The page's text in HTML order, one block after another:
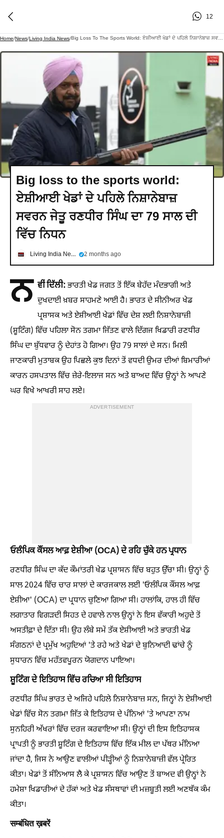
12
Home/News/Living India News/ Big Loss To The Sports World: ਏਸ਼ੀਆਈ ਖੇਡਾਂ ਦੇ ਪਹਿਲੇ ਨਿਸ਼ਾਨੇਬਾਜ਼ ਸਵਰਨ ਜੇਤੂ ਰਣਧੀਰ ਸਿੰਘ ਦਾ 79 ਸਾਲ ਦੀ ਵਿੱਚ ਨਿਧਨ
Big loss to the sports world:
ਏਸ਼ੀਆਈ ਖੇਡਾਂ ਦੇ ਪਹਿਲੇ ਨਿਸ਼ਾਨੇਬਾਜ਼
ਸਵਰਨ ਜੇਤੂ ਰਣਧੀਰ ਸਿੰਘ ਦਾ 79 ਸਾਲ ਦੀ
ਵਿੱਚ ਨਿਧਨ
Living India News 2 months ago
ਨ ਵੀਂ ਦਿੱਲੀ:ਭਾਰਤੀ ਖੇਡ ਜਗਤ ਤੋਂ ਇੱਕ ਬੇਹੱਦ ਮੰਦਭਾਗੀ ਅਤੇ
ਦੁਖਦਾਈ ਖ਼ਬਰ ਸਾਹਮਣੇ ਆਈ ਹੈ। ਭਾਰਤ ਦੇ ਸੀਨੀਅਰ ਖੇਡ
ਪ੍ਰਸ਼ਾਸਕ ਅਤੇ ਏਸ਼ੀਆਈ ਖੇਡਾਂ ਵਿੱਚ ਦੇਸ਼ ਲਈ ਨਿਸ਼ਾਨੇਬਾਜ਼ੀ
(ਸ਼ੂਟਿੰਗ) ਵਿੱਚ ਪਹਿਲਾ ਸੋਨ ਤਗਮਾ ਜਿੱਤਣ ਵਾਲੇ ਦਿੱਗਜ ਖਿਡਾਰੀ ਰਣਧੀਰ
ਸਿੰਘ ਦਾ ਬੁੱਧਵਾਰ ਨੂੰ ਦੇਹਾਂਤ ਹੋ ਗਿਆ। ਉਹ 79 ਸਾਲਾਂ ਦੇ ਸਨ। ਮਿਲੀ
ਜਾਣਕਾਰੀ ਮੁਤਾਬਕ ਉਹ ਪਿਛਲੇ ਕੁਝ ਦਿਨਾਂ ਤੋਂ ਵਧਦੀ ਉਮਰ ਦੀਆਂ ਬਿਮਾਰੀਆਂ
ਕਾਰਨ ਹਸਪਤਾਲ ਵਿੱਚ ਜ਼ੇਰੇ-ਇਲਾਜ ਸਨ ਅਤੇ ਬਾਅਦ ਵਿੱਚ ਉਨ੍ਹਾਂ ਨੇ ਆਪਣੇ
ਘਰ ਵਿਖੇ ਆਖਰੀ ਸਾਹ ਲਏ।
ADVERTISEMENT
ਓਲੰਪਿਕ ਕੌਂਸਲ ਆਫ਼ ਏਸ਼ੀਆ (OCA) ਦੇ ਰਹਿ ਚੁੱਕੇ ਹਨ ਪ੍ਰਧਾਨ
ਰਣਧੀਰ ਸਿੰਘ ਦਾ ਕੱਦ ਕੌਮਾਂਤਰੀ ਖੇਡ ਪ੍ਰਸ਼ਾਸਨ ਵਿੱਚ ਬਹੁਤ ਉੱਚਾ ਸੀ। ਉਨ੍ਹਾਂ ਨੂੰ
ਸਾਲ 2024 ਵਿੱਚ ਚਾਰ ਸਾਲਾਂ ਦੇ ਕਾਰਜਕਾਲ ਲਈ 'ਓਲੰਪਿਕ ਕੌਂਸਲ ਆਫ਼
ਏਸ਼ੀਆ' (OCA) ਦਾ ਪ੍ਰਧਾਨ ਚੁਣਿਆ ਗਿਆ ਸੀ। ਹਾਲਾਂਕਿ, ਹਾਲ ਹੀ ਵਿੱਚ
ਲਗਾਤਾਰ ਵਿਗੜਦੀ ਸਿਹਤ ਦੇ ਹਵਾਲੇ ਨਾਲ ਉਨ੍ਹਾਂ ਨੇ ਇਸ ਵੱਕਾਰੀ ਅਹੁਦੇ ਤੋਂ
ਅਸਤੀਫ਼ਾ ਦੇ ਦਿੱਤਾ ਸੀ। ਉਹ ਲੰਬੇ ਸਮੇਂ ਤੱਕ ਏਸ਼ੀਆਈ ਅਤੇ ਭਾਰਤੀ ਖੇਡ
ਸੰਗਠਨਾਂ ਦੇ ਪ੍ਰਮੁੱਖ ਅਹੁਦਿਆਂ 'ਤੇ ਰਹੇ ਅਤੇ ਖੇਡਾਂ ਦੇ ਬੁਨਿਆਦੀ ਢਾਂਚੇ ਨੂੰ
ਸੁਧਾਰਨ ਵਿੱਚ ਮਹੱਤਵਪੂਰਨ ਯੋਗਦਾਨ ਪਾਇਆ।
ਸ਼ੂਟਿੰਗ ਦੇ ਇਤਿਹਾਸ ਵਿੱਚ ਰਚਿਆ ਸੀ ਇਤਿਹਾਸ
ਰਣਧੀਰ ਸਿੰਘ ਭਾਰਤ ਦੇ ਅਜਿਹੇ ਪਹਿਲੇ ਨਿਸ਼ਾਨੇਬਾਜ਼ ਸਨ, ਜਿਨ੍ਹਾਂ ਨੇ ਏਸ਼ੀਆਈ
ਖੇਡਾਂ ਵਿੱਚ ਸੋਨ ਤਗਮਾ ਜਿੱਤ ਕੇ ਇਤਿਹਾਸ ਦੇ ਪੰਨਿਆਂ 'ਤੇ ਆਪਣਾ ਨਾਮ
ਸੁਨਹਿਰੀ ਅੱਖਰਾਂ ਵਿੱਚ ਦਰਜ ਕਰਵਾਇਆ ਸੀ। ਉਨ੍ਹਾਂ ਦੀ ਇਸ ਇਤਿਹਾਸਕ
ਪ੍ਰਾਪਤੀ ਨੂੰ ਭਾਰਤੀ ਸ਼ੂਟਿੰਗ ਦੇ ਇਤਿਹਾਸ ਵਿੱਚ ਇੱਕ ਮੀਲ ਦਾ ਪੱਥਰ ਮੰਨਿਆ
ਜਾਂਦਾ ਹੈ, ਜਿਸ ਨੇ ਆਉਣ ਵਾਲੀਆਂ ਪੀੜ੍ਹੀਆਂ ਨੂੰ ਨਿਸ਼ਾਨੇਬਾਜ਼ੀ ਵੱਲ ਪ੍ਰੇਰਿਤ
ਕੀਤਾ। ਖੇਡਾਂ ਤੋਂ ਸੰਨਿਆਸ ਲੈ ਕੇ ਪ੍ਰਸ਼ਾਸਨ ਵਿੱਚ ਆਉਣ ਤੋਂ ਬਾਅਦ ਵੀ ਉਨ੍ਹਾਂ ਨੇ
ਹਮੇਸ਼ਾ ਖਿਡਾਰੀਆਂ ਦੇ ਹੱਕਾਂ ਅਤੇ ਖੇਡ ਸੰਸਥਾਵਾਂ ਦੀ ਮਜ਼ਬੂਤੀ ਲਈ ਅਣਥੱਕ ਕੰਮ
ਕੀਤਾ।
सम्बंधित ख़बरें